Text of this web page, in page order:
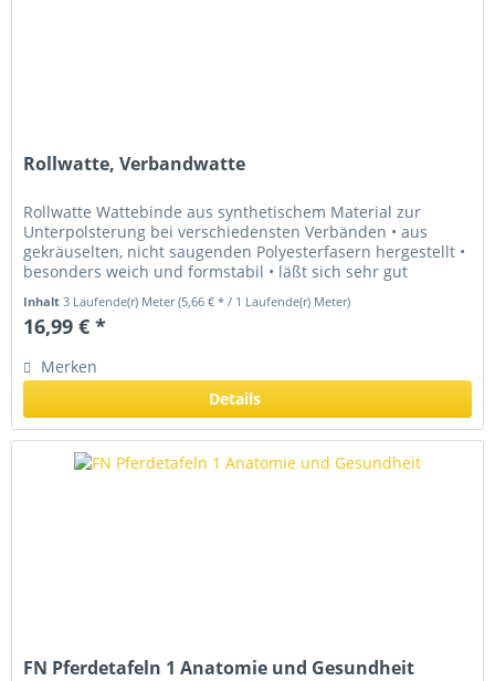
Rollwatte, Verbandwatte
Rollwatte Wattebinde aus synthetischem Material zur
Unterpolsterung bei verschiedensten Verbänden • aus
gekräuselten, nicht saugenden Polyesterfasern hergestellt •
besonders weich und formstabil • läßt sich sehr gut
Inhalt 3 Laufende(r) Meter(5,66 € * / 1 Laufende(r) Meter)
16,99 € *
Merken
Details
FN Pferdetafeln 1 Anatomie und Gesundheit